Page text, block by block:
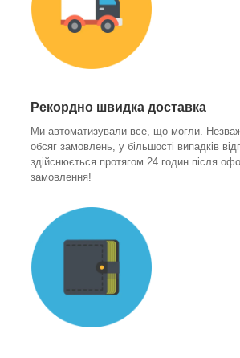
Рекордно швидка доставка
Ми автоматизували все, що могли.
обсяг замовлень, у більшості випадків
здійснюється протягом 24 годин після
замовлення!